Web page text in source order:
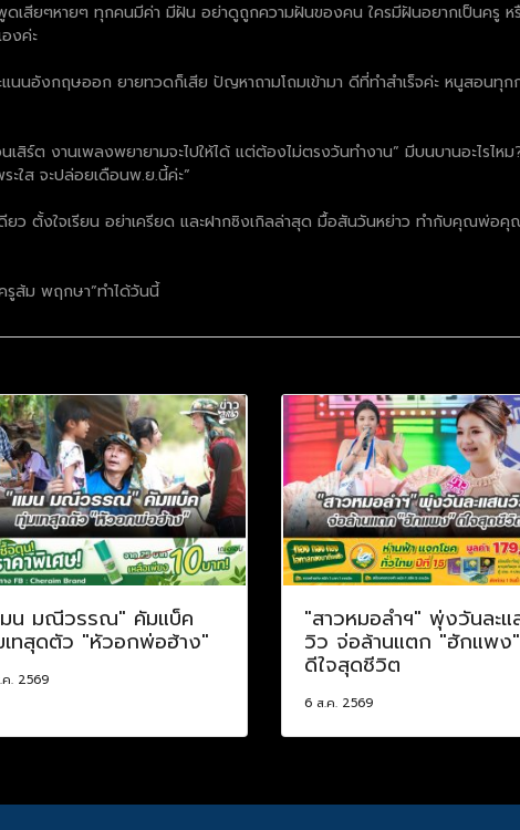
ดเสียๆหายๆ ทุกคนมีค่า มีฝัน อย่าดูถูกความฝันของคน ใครมีฝันอยากเป็นครู
งค่ะ
นนอังกฤษออก ยายทวดก็เสีย ปัญหาถามโถมเข้ามา ดีที่ทำสำเร็จค่ะ หนูสอนทุ
สิร์ต งานเพลงพยายามจะไปให้ได้ แต่ต้องไม่ตรงวันทำงาน” มีบนบานอะไรไ
ใส จะปล่อยเดือนพ.ย.นี้ค่ะ”
ดียว ตั้งใจเรียน อย่าเครียด และฝากซิงเกิลล่าสุด มื้อสันวันหย่าว ทำกับคุณ
รูส้ม พฤกษา”ทำได้วันนี้
น มณีวรรณ" คัมแบ็ค
เทสุดตัว "หัวอกพ่อฮ้าง"
ค. 2569
"สาวหมอลำฯ" พุ่งวันละแ
วิว จ่อล้านแตก "ฮักแพง"
ดีใจสุดชีวิต
6 ส.ค. 2569